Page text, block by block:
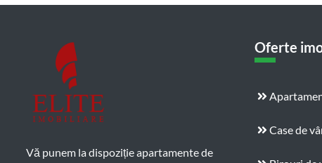
Vă punem la dispoziție apartamente de
Oferte
Case de